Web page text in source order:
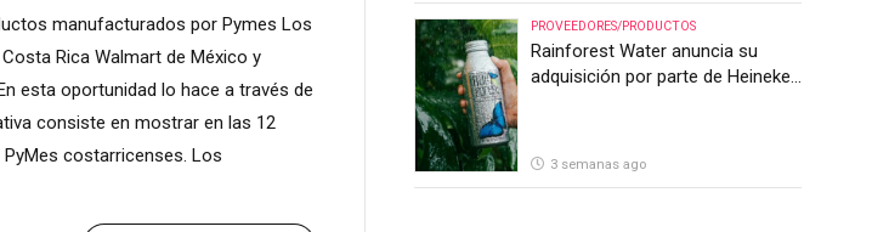
manufacturados por Pymes Los
Rica Walmart de México y
esta oportunidad lo hace a través de
consiste en mostrar en las 12
costarricenses. Los
PROVEEDORES/PRODUCTOS
Rainforest Water anuncia su
adquisición por parte de Heineken
3 semanas ago